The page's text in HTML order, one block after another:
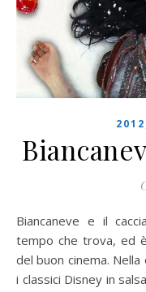
2012
Biancaneve e il cacciatore, di Rupert Sanders, lascia il
tempo che trova, ed
del buon cinema.
i classici Disney in